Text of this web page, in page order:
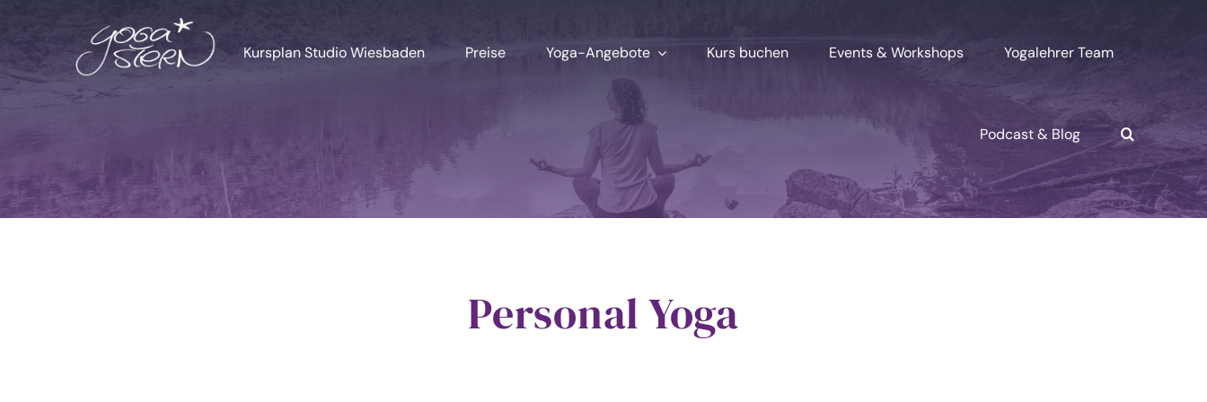
springen
Kursplan Studio Wiesbaden Preise Yoga-Angebote Kurs buchen Events & Workshops Yogalehrer Team
Podcast & Blog
Personal Yoga